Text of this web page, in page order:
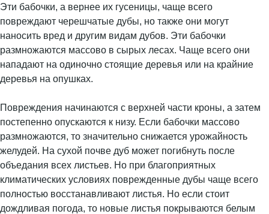
Эти бабочки, а вернее их гусеницы, чаще всего
повреждают черешчатые дубы, но также они могут
наносить вред и другим видам дубов. Эти бабочки
размножаются массово в сырых лесах. Чаще всего они
нападают на одиночно стоящие деревья или на крайние
деревья на опушках.
Повреждения начинаются с верхней части кроны, а затем
постепенно опускаются к низу. Если бабочки массово
размножаются, то значительно снижается урожайность
желудей. На сухой почве дуб может погибнуть после
объедания всех листьев. Но при благоприятных
климатических условиях поврежденные дубы чаще всего
полностью восстанавливают листья. Но если стоит
дождливая погода, то новые листья покрываются белым